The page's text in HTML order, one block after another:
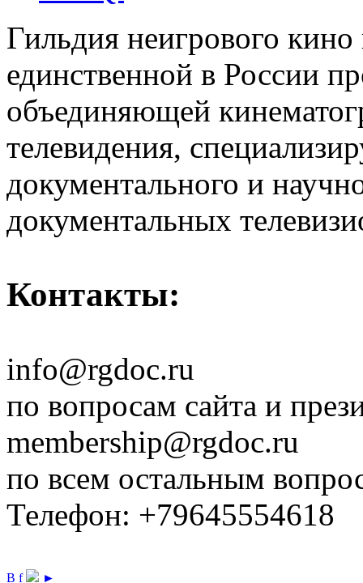
Гильдия неигрового кино
единственной в России
объединяющей
телевидения,
документального и
документальных
Контакты:
info@rgdoc.ru
по вопросам сайта и
membership@rgdoc.ru
по всем остальным
Телефон: +79645554618
В f ►